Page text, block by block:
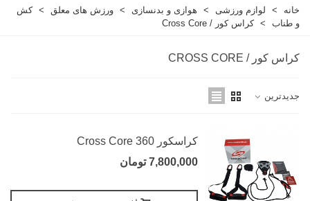
خانه > لوازم ورزشی > هوازی و بدنسازی > ورزش های معلق > کش
و طناب
> کراس کور / Cross Core
کراس کور / CROSS CORE
جدیدترین
کراسکور Cross Core 360
7,800,000 تومان